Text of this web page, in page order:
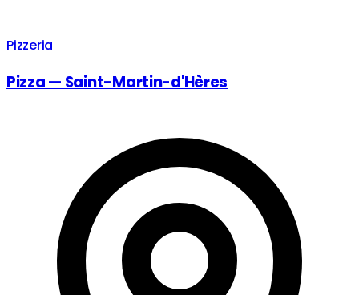
Pizzeria
Pizza — Saint-Martin-d'Hères